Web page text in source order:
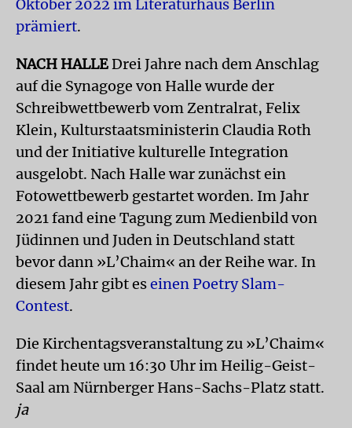
Oktober 2022 im Literaturhaus Berlin
prämiert.
NACH HALLE Drei Jahre nach dem Anschlag
auf die Synagoge von Halle wurde der
Schreibwettbewerb vom Zentralrat, Felix
Klein, Kulturstaatsministerin Claudia Roth
und der Initiative kulturelle Integration
ausgelobt. Nach Halle war zunächst ein
Fotowettbewerb gestartet worden. Im Jahr
2021 fand eine Tagung zum Medienbild von
Jüdinnen und Juden in Deutschland statt
bevor dann »L’Chaim« an der Reihe war. In
diesem Jahr gibt eseinen Poetry Slam-
Contest.
Die Kirchentagsveranstaltung zu »L’Chaim«
findet heute um 16:30 Uhr im Heilig-Geist-
Saal am Nürnberger Hans-Sachs-Platz statt.
ja